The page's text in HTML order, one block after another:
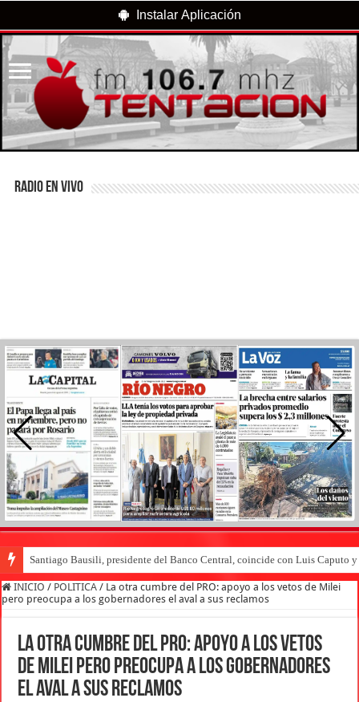
Instalar Aplicación
RADIO EN VIVO
Santiago Bausili, presidente del Banco Central, coincide con Luis Caputo
INICIO / POLITICA / La otra cumbre del PRO: apoyo a los vetos de Milei
pero preocupa a los gobernadores el aval a sus reclamos
La otra cumbre del PRO: apoyo a los vetos
de Milei pero preocupa a los gobernadores
el aval a sus reclamos